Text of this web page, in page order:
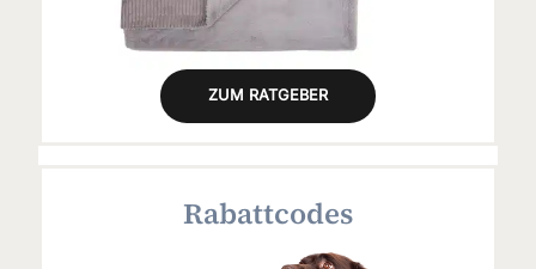
ZUM RATGEBER
Rabattcodes